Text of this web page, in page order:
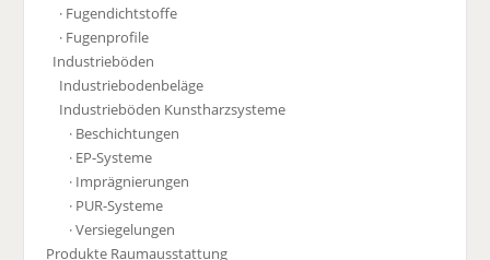
· Fugendichtstoffe
· Fugenprofile
Industrieböden
Industriebodenbeläge
Industrieböden Kunstharzsysteme
· Beschichtungen
· EP-Systeme
· Imprägnierungen
· PUR-Systeme
· Versiegelungen
Produkte Raumausstattung